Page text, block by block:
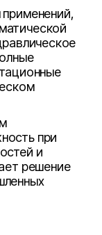
при
и
решение